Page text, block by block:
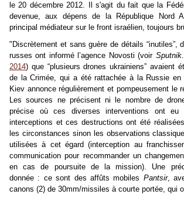
le 20 décembre 2012. Il s'agit du fait que la
devenue, aux dépens de la République Nord
principal médiateur sur le front israélien, toujours
"Discrètement et sans guère de détails “inutiles”,
russes ont informé l’agence Novosti (voir
2014) que “plusieurs drones ukrainiens” avaient
de la Crimée, qui a été rattachée à la Russie en
Kiev annonce régulièrement et pompeusement le
Les sources ne précisent ni le nombre de
précise où ces diverses interventions ont
interceptions et ces destructions ont été
les circonstances sinon les observations
utilisées à cet égard (interception au
communication pour recommander un
en cas de poursuite de la mission). Une
donnée : ce sont des affûts mobiles Pantsir,
canons (2) de 30mm/missiles à courte portée, qui